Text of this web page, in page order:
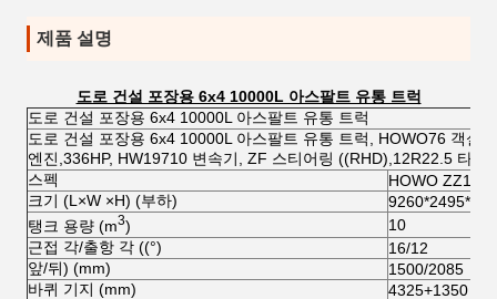
제품 설명
도로 건설 포장용 6x4 10000L 아스팔트 유통 트럭
도로 건설 포장용 6x4 10000L 아스팔트 유통 트럭
도로 건설 포장용 6x4 10000L 아스팔트 유통 트럭, HOWO76 객실,
엔진,336HP, HW19710 변속기, ZF 스티어링 ((RHD),12R22.5 타이
스펙
HOWO
크기 (L×W ×H) (부하)
탱크 용량 (m3)
10
근접 각/출항 각 ((°)
16/12
앞/뒤) (mm)
1500/2085
바퀴 기지 (mm)
4325+1350